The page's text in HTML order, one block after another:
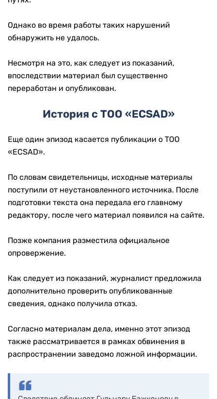
Однако во время работы таких нарушений
обнаружить не удалось.
Несмотря на это, как следует из показаний,
впоследствии материал был существенно
переработан и опубликован.
История с ТОО «ECSAD»
Еще один эпизод касается публикации о ТОО
«ECSAD».
По словам свидетельницы, исходные материалы
поступили от неустановленного источника. После
подготовки текста она передала его главному
редактору, после чего материал появился на сайте.
Позже компания разместила официальное
опровержение.
Как следует из показаний, журналист предложила
дополнительно проверить опубликованные
сведения, однако получила отказ.
Согласно материалам дела, именно этот эпизод
также рассматривается в рамках обвинения в
распространении заведомо ложной информации.